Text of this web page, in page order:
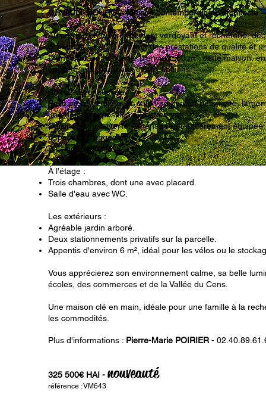
ORVAULT BOURG – Maison contemporaine d'architecte
Au cœur d'un environnement verdoyant et recherché,
construite en 2011, offrant des prestations de qualité et
D'une surface habitable d'environ 80 m², cette maison,
apporté aux matériaux et aux finitions.
Au rez-de-chaussée :
Belle pièce de vie avec salon-séjour sur béton ciré,
une double exposition sud et ouest.
Cuisine semi-ouverte, aménagée et entièrement équipée.
Espace de rangement.
WC indépendant.
À l'étage :
Trois chambres, dont une avec placard.
Salle d'eau avec WC.
Les extérieurs :
Agréable jardin arboré.
Deux stationnements privatifs sur la parcelle.
Appentis d'environ 6 m², idéal pour les vélos ou le
Vous apprécierez son environnement calme, sa belle
écoles, des commerces et de la Vallée du Cens.
Une maison clé en main, idéale pour une famille à la
les commodités.
Plus d'informations : Pierre-Marie POIRIER -
325 500€ HAI - nouveauté
référence : VM643